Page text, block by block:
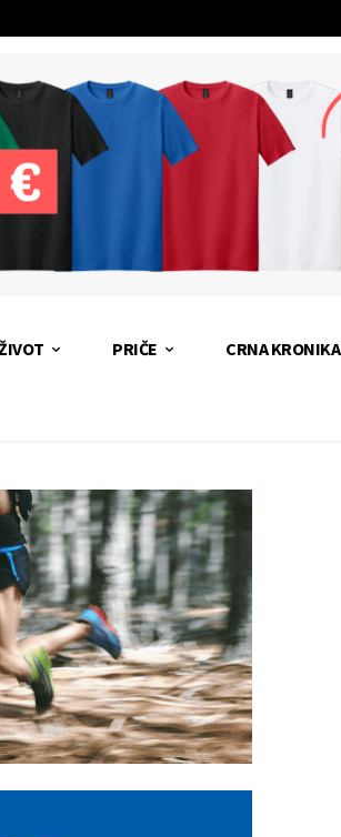
PRIČE CRNA KRONIKA